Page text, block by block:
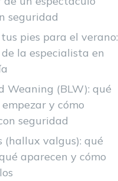
seguridad
pies para el verano:
de la especialista en
Weaning (BLW): qué
empezar y cómo
seguridad
(hallux valgus): qué
aparecen y cómo